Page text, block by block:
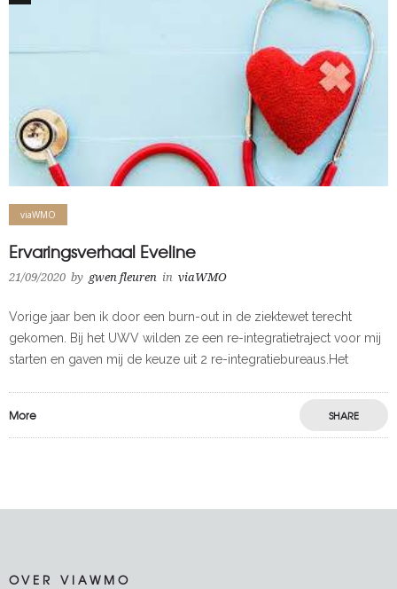
viaWMO
Ervaringsverhaal Eveline
21/09/2020 by gwen fleuren in viaWMO
Vorige jaar ben ik door een burn-out in de ziektewet terecht
gekomen. Bij het UWV wilden ze een re-integratietraject voor mij
starten en gaven mij de keuze uit 2 re-integratiebureaus.Het
More SHARE
OVER VIAWMO